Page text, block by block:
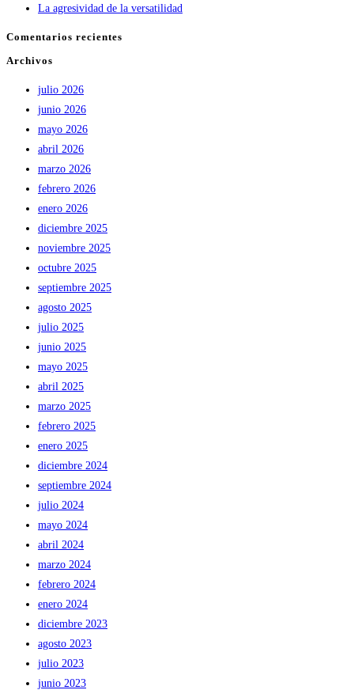
La agresividad de la versatilidad
Comentarios recientes
Archivos
julio 2026
junio 2026
mayo 2026
abril 2026
marzo 2026
febrero 2026
enero 2026
diciembre 2025
noviembre 2025
octubre 2025
septiembre 2025
agosto 2025
julio 2025
junio 2025
mayo 2025
abril 2025
marzo 2025
febrero 2025
enero 2025
diciembre 2024
septiembre 2024
julio 2024
mayo 2024
abril 2024
marzo 2024
febrero 2024
enero 2024
diciembre 2023
agosto 2023
julio 2023
junio 2023